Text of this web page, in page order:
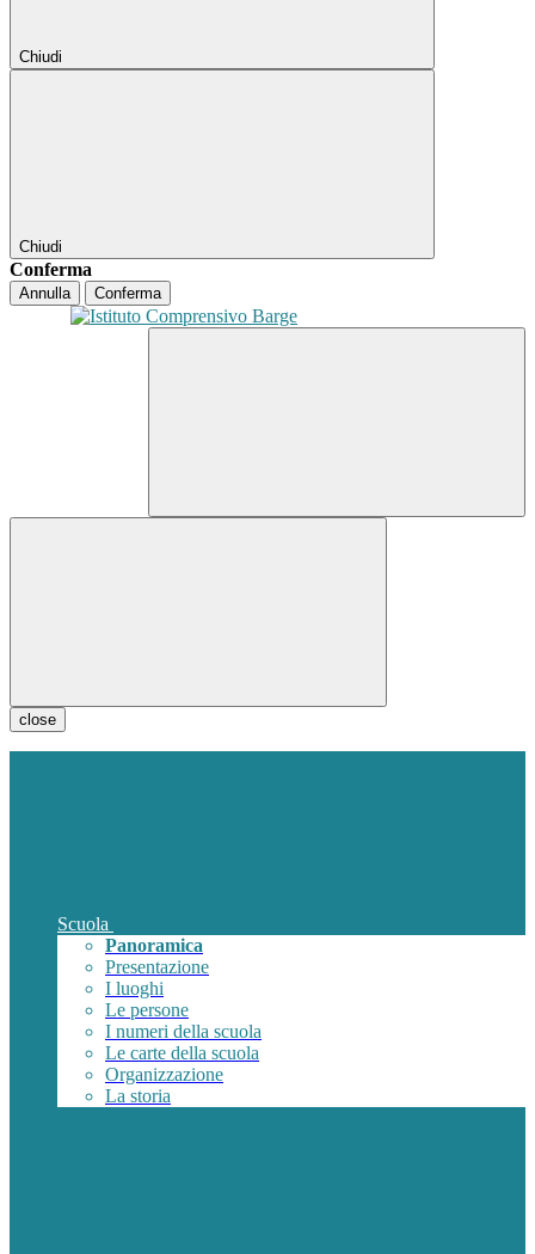
Chiudi
Chiudi
Conferma
Annulla Conferma
close
Scuola
Panoramica
Presentazione
I luoghi
Le persone
I numeri della scuola
Le carte della scuola
Organizzazione
La storia